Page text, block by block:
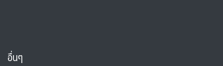
อื่นๆ